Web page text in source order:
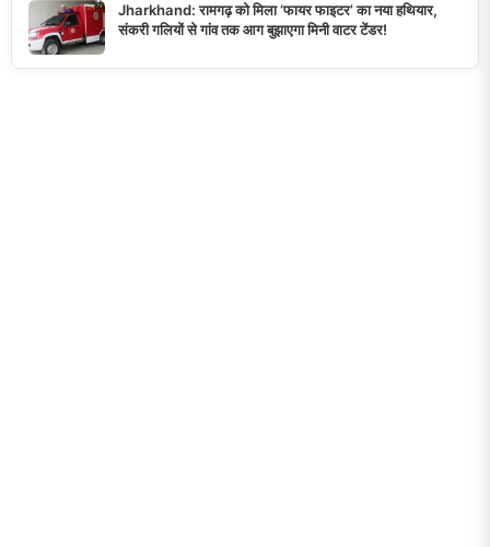
Jharkhand: रामगढ़ को मिला ‘फायर फाइटर’ का नया हथियार,
संकरी गलियों से गांव तक आग बुझाएगा मिनी वाटर टेंडर!